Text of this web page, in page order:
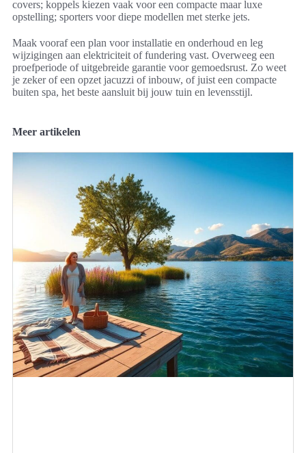
covers; koppels kiezen vaak voor een compacte maar luxe
opstelling; sporters voor diepe modellen met sterke jets.
Maak vooraf een plan voor installatie en onderhoud en leg
wijzigingen aan elektriciteit of fundering vast. Overweeg een
proefperiode of uitgebreide garantie voor gemoedsrust. Zo weet
je zeker of een opzet jacuzzi of inbouw, of juist een compacte
buiten spa, het beste aansluit bij jouw tuin en levensstijl.
Meer artikelen